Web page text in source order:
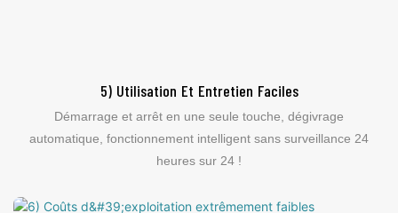
5) Utilisation Et Entretien Faciles
Démarrage et arrêt en une seule touche, dégivrage
automatique, fonctionnement intelligent sans surveillance 24
heures sur 24 !